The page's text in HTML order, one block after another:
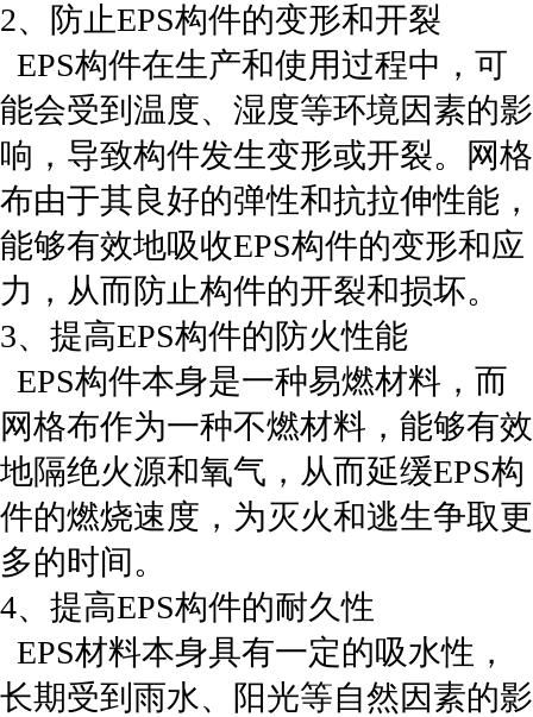
2、防止EPS构件的变形和开裂
EPS构件在生产和使用过程中，可
能会受到温度、湿度等环境因素的影
响，导致构件发生变形或开裂。网格
布由于其良好的弹性和抗拉伸性能，
能够有效地吸收EPS构件的变形和应
力，从而防止构件的开裂和损坏。
3、提高EPS构件的防火性能
EPS构件本身是一种易燃材料，而
网格布作为一种不燃材料，能够有效
地隔绝火源和氧气，从而延缓EPS构
件的燃烧速度，为灭火和逃生争取更
多的时间。
4、提高EPS构件的耐久性
EPS材料本身具有一定的吸水性，
长期受到雨水、阳光等自然因素的影